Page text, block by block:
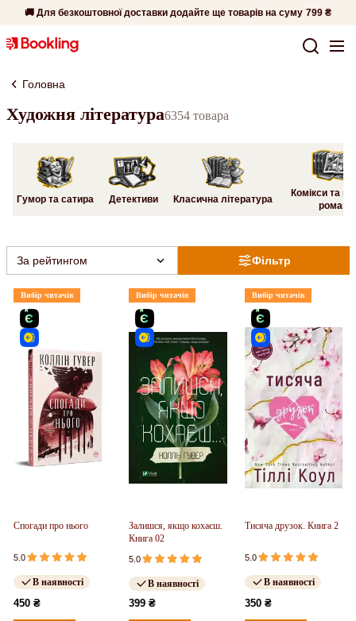
🚚 Для безкоштовної доставки додайте ще товарів на суму 799 ₴
Головна
Художня література6354 товара
Гумор та сатира Детективи Класична література
Комікси та
романи
Фільтр
За рейтингом
Вибір читачів
Спогади про нього
5.0
В наявності
450 ₴
Вибір читачів
Залишся, якщо кохаєш.
Книга 02
5.0
В наявності
399 ₴
Вибір читачів
Тисяча друзок. Книга 2
5.0
В наявності
350 ₴